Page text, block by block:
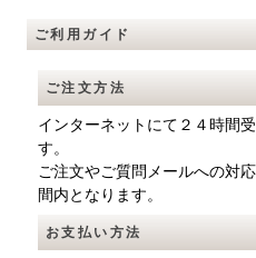
ご利用ガイド
ご注文方法
インターネットにて２４時間
す。
ご注文やご質問メールへの対
間内となります。
お支払い方法